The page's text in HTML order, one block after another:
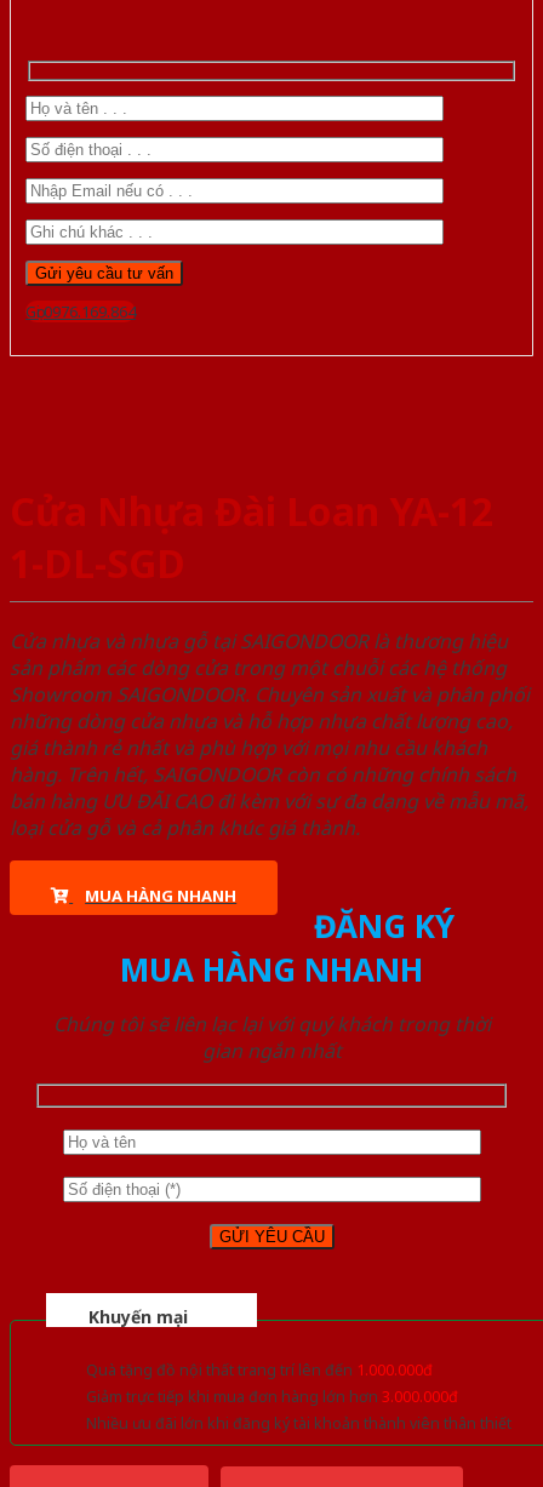
Gọi 0976.169.864
Cửa Nhựa Đài Loan YA-12
1-DL-SGD
Cửa nhựa và nhựa gỗ tại SAIGONDOOR là thương hiệu
sản phẩm các dòng cửa trong một chuỗi các hệ thống
Showroom SAIGONDOOR. Chuyên sản xuất và phân phối
những dòng cửa nhựa và hỗ hợp nhựa chất lượng cao,
giá thành rẻ nhất và phù hợp với mọi nhu cầu khách
hàng. Trên hết, SAIGONDOOR còn có những chính sách
bán hàng ƯU ĐÃI CAO đi kèm với sự đa dạng về mẫu mã,
loại cửa gỗ và cả phân khúc giá thành.
MUA HÀNG NHANH
ĐĂNG KÝ
MUA HÀNG NHANH
Chúng tôi sẽ liên lạc lại với quý khách trong thời
gian ngắn nhất
Khuyến mại
Quà tặng đồ nội thất trang trí lên đến 1.000.000đ
Giảm trực tiếp khi mua đơn hàng lớn hơn 3.000.000đ
Nhiều ưu đãi lớn khi đăng ký tài khoản thành viên thân thiết